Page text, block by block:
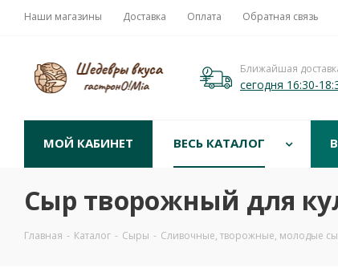
Наши магазины Доставка Оплата Обратная связь
Ближайшая
сегодня 16:30-
МОЙ КАБИНЕТ ВЕСЬ КАТАЛОГ
Сыр творожный для
Главная - Каталог - Сыры - Сливочные, творожные, молодые